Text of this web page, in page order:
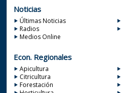
Noticias
Últimas Noticias
Radios
Medios Online
Econ. Regionales
Apicultura
Citricultura
Forestación